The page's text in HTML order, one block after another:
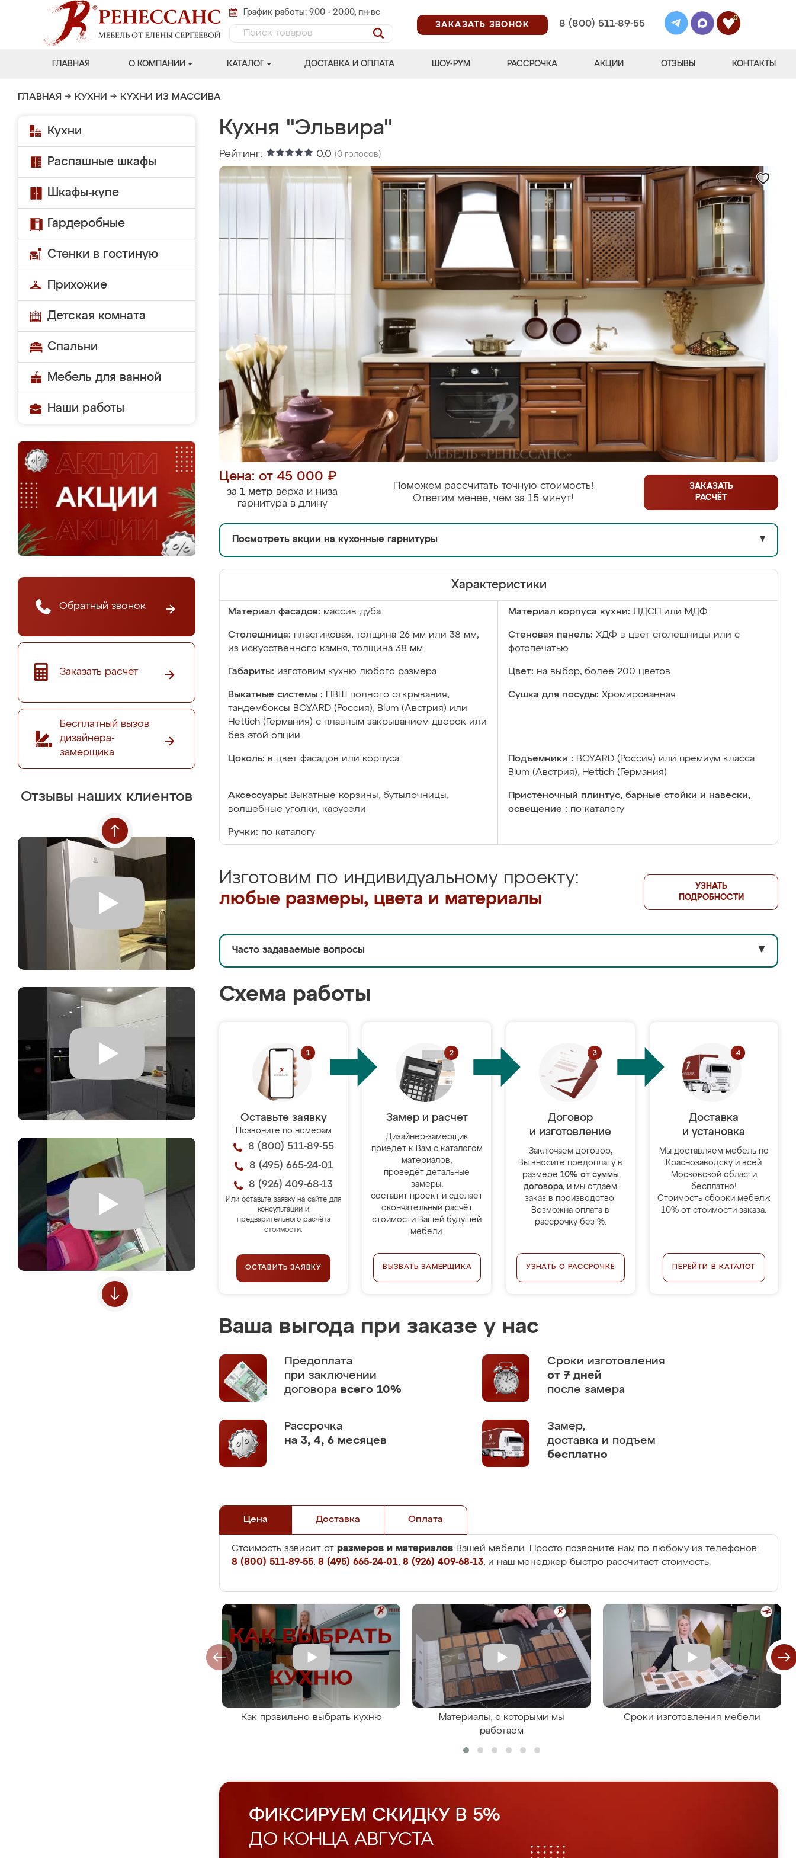
График работы: 9.00 - 20.00, пн-вс
ЗАКАЗАТЬ ЗВОНОК
8 (800) 511-89-55
0
ГЛАВНАЯ О КОМПАНИИ КАТАЛОГ ДОСТАВКА И ОПЛАТА ШОУ-РУМ РАССРОЧКА АКЦИИ ОТЗЫВЫ КОНТАКТЫ
ГЛАВНАЯ → КУХНИ → КУХНИ ИЗ МАССИВА
Кухни
Распашные шкафы
Шкафы-купе
Гардеробные
Стенки в гостиную
Прихожие
Детская комната
Спальни
Мебель для ванной
Наши работы
Обратный звонок
Заказать расчёт
Бесплатный вызов
дизайнера-
замерщика
Отзывы наших клиентов
Кухня "Эльвира"
Рейтинг: 0.0 (0 голосов)
Цена: от 45 000 ₽
за 1 метр верха и низа
гарнитура в длину
Поможем рассчитать точную стоимость!
Ответим менее, чем за 15 минут!
ЗАКАЗАТЬ
РАСЧЁТ
Посмотреть акции на кухонные гарнитуры ▼
Характеристики
Материал фасадов: массив дуба Материал корпуса кухни: ЛДСП или МДФ
Столешница: пластиковая, толщина 26 мм или 38 мм;
из искусственного камня, толщина 38 мм
Стеновая панель: ХДФ в цвет столешницы или с
фотопечатью
Габариты: изготовим кухню любого размера Цвет: на выбор, более 200 цветов
Выкатные системы :
ПВШ полного открывания,
тандембоксы BOYARD (Россия), Blum (Австрия) или
Hettich (Германия) с плавным закрыванием дверок или
без этой опции
Сушка для посуды: Хромированная
Цоколь: в цвет фасадов или корпуса Подъемники : BOYARD (Россия) или премиум класса
Blum (Австрия), Hettich (Германия)
Аксессуары: Выкатные корзины, бутылочницы,
волшебные уголки, карусели
Пристеночный плинтус, барные стойки и навески,
освещение : по каталогу
Ручки: по каталогу
Изготовим по индивидуальному проекту:
любые размеры, цвета и материалы
УЗНАТЬ
ПОДРОБНОСТИ
Часто задаваемые вопросы ▼
Схема работы
Оставьте заявку
Позвоните по номерам
8 (800) 511-89-55
8 (495) 665-24-01
8 (926) 409-68-13
Или оставьте заявку на сайте для
консультации и
предварительного расчёта
стоимости.
ОСТАВИТЬ ЗАЯВКУ
Замер и расчет
Дизайнер-замерщик
приедет к Вам с каталогом
материалов,
проведёт детальные
замеры,
составит проект и сделает
окончательный расчёт
стоимости Вашей будущей
мебели.
ВЫЗВАТЬ ЗАМЕРЩИКА
Договор
и изготовление
Заключаем договор,
Вы вносите предоплату в
размере 10% от суммы
договора, и мы отдаём
заказ в производство.
Возможна оплата в
рассрочку без %.
УЗНАТЬ О РАССРОЧКЕ
Доставка
и установка
Мы доставляем мебель по
Краснозаводску и всей
Московской области
бесплатно!
Стоимость сборки мебели:
10% от стоимости заказа.
ПЕРЕЙТИ В КАТАЛОГ
Ваша выгода при заказе у нас
Предоплата
при заключении
договора всего 10%
Сроки изготовления
от 7 дней
после замера
Рассрочка
на 3, 4, 6 месяцев
Замер,
доставка и подъем
бесплатно
Цена Доставка Оплата
Стоимость зависит от размеров и материалов Вашей мебели. Просто позвоните нам по любому из телефонов:
8 (800) 511-89-55, 8 (495) 665-24-01, 8 (926) 409-68-13, и наш менеджер быстро рассчитает стоимость.
Как правильно выбрать кухню
Материалы, с которыми мы
работаем
Сроки изготовления мебели
ФИКСИРУЕМ СКИДКУ В 5%
ДО КОНЦА АВГУСТА